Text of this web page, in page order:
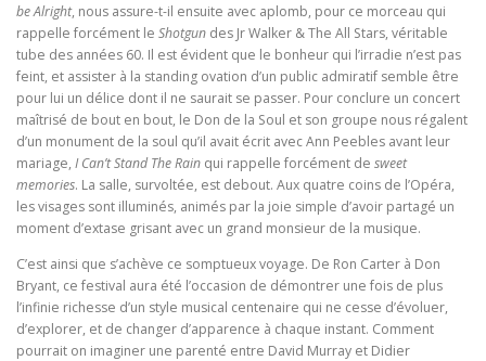
be Alright, nous assure-t-il ensuite avec aplomb, pour ce morceau qui
rappelle forcément le Shotgun des Jr Walker & The All Stars, véritable
tube des années 60. Il est évident que le bonheur qui l’irradie n’est pas
feint, et assister à la standing ovation d’un public admiratif semble être
pour lui un délice dont il ne saurait se passer. Pour conclure un concert
maîtrisé de bout en bout, le Don de la Soul et son groupe nous régalent
d’un monument de la soul qu’il avait écrit avec Ann Peebles avant leur
mariage, I Can’t Stand The Rain qui rappelle forcément de sweet
memories. La salle, survoltée, est debout. Aux quatre coins de l’Opéra,
les visages sont illuminés, animés par la joie simple d’avoir partagé un
moment d’extase grisant avec un grand monsieur de la musique.
C’est ainsi que s’achève ce somptueux voyage. De Ron Carter à Don
Bryant, ce festival aura été l’occasion de démontrer une fois de plus
l’infinie richesse d’un style musical centenaire qui ne cesse d’évoluer,
d’explorer, et de changer d’apparence à chaque instant. Comment
pourrait on imaginer une parenté entre David Murray et Didier